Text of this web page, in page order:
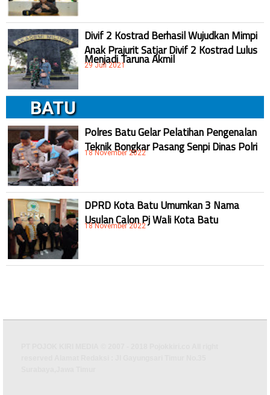
Divif 2 Kostrad Berhasil Wujudkan Mimpi
Anak Prajurit Satjar Divif 2 Kostrad Lulus
Menjadi Taruna Akmil
29 Juli 2021
BATU
Polres Batu Gelar Pelatihan Pengenalan
Teknik Bongkar Pasang Senpi Dinas Polri
18 November 2022
DPRD Kota Batu Umumkan 3 Nama
Usulan Calon Pj Wali Kota Batu
18 November 2022